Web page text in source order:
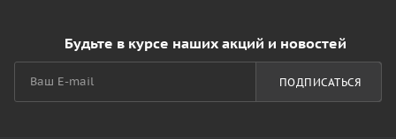
Будьте в курсе наших акций и новостей
ПОДПИСАТЬСЯ